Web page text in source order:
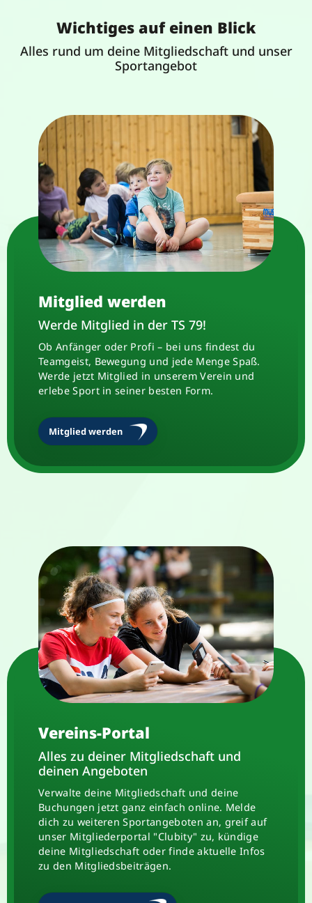
Wichtiges auf einen Blick
Alles rund um deine Mitgliedschaft und unser
Sportangebot
Mitglied werden
Werde Mitglied in der TS 79!
Ob Anfänger oder Profi – bei uns findest du
Teamgeist, Bewegung und jede Menge Spaß.
Werde jetzt Mitglied in unserem Verein und
erlebe Sport in seiner besten Form.
Mitglied werden
Vereins-Portal
Alles zu deiner Mitgliedschaft und
deinen Angeboten
Verwalte deine Mitgliedschaft und deine
Buchungen jetzt ganz einfach online. Melde
dich zu weiteren Sportangeboten an, greif auf
unser Mitgliederportal "Clubity" zu, kündige
deine Mitgliedschaft oder finde aktuelle Infos
zu den Mitgliedsbeiträgen.